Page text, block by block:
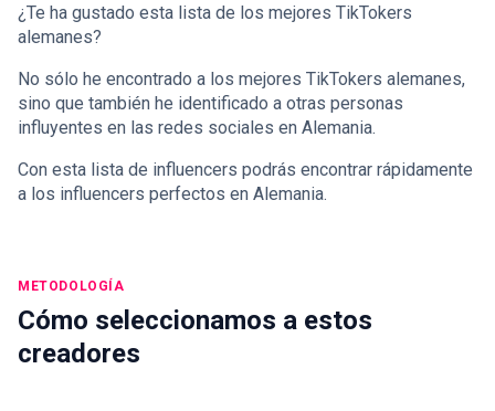
¿Te ha gustado esta lista de los mejores TikTokers
alemanes?
No sólo he encontrado a los mejores TikTokers alemanes,
sino que también he identificado a otras personas
influyentes en las redes sociales en Alemania.
Con esta lista de influencers podrás encontrar rápidamente
a los influencers perfectos en Alemania.
METODOLOGÍA
Cómo seleccionamos a estos
creadores